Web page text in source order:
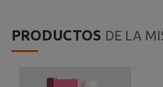
PRODUCTOS DE LA